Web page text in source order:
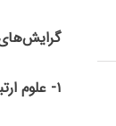
۱- علوم ارتباطات اجتماعی